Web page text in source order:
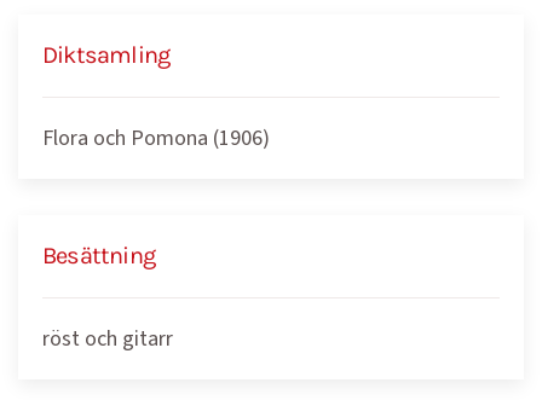
Diktsamling
Flora och Pomona (1906)
Besättning
röst och gitarr